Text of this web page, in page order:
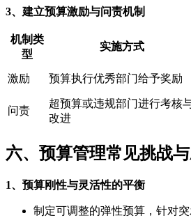
3、建立预算激励与问责机制
机制类
型
实施方式
激励 预算执行优秀部门给予奖励
问责
超预算或违规部门进行考核
改进
六、预算管理常见挑战
1、预算刚性与灵活性的平衡
制定可调整的弹性预算，针对